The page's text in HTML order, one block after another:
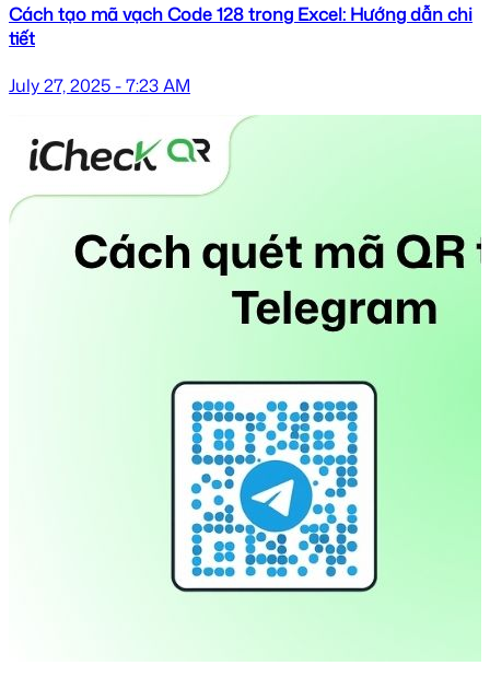
Cách tạo mã vạch Code 128 trong Excel: Hướng dẫn chi
tiết
July 27, 2025 - 7:23 AM